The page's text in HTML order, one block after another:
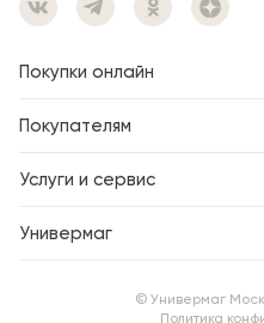
Покупки онлайн
Покупателям
Услуги и сервис
Универмаг
© Универмаг
Политика